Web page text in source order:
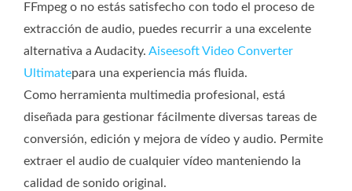
FFmpeg o no estás satisfecho con todo el proceso de
extracción de audio, puedes recurrir a una excelente
alternativa a Audacity. Aiseesoft Video Converter
Ultimatepara una experiencia más fluida.
Como herramienta multimedia profesional, está
diseñada para gestionar fácilmente diversas tareas de
conversión, edición y mejora de vídeo y audio. Permite
extraer el audio de cualquier vídeo manteniendo la
calidad de sonido original.